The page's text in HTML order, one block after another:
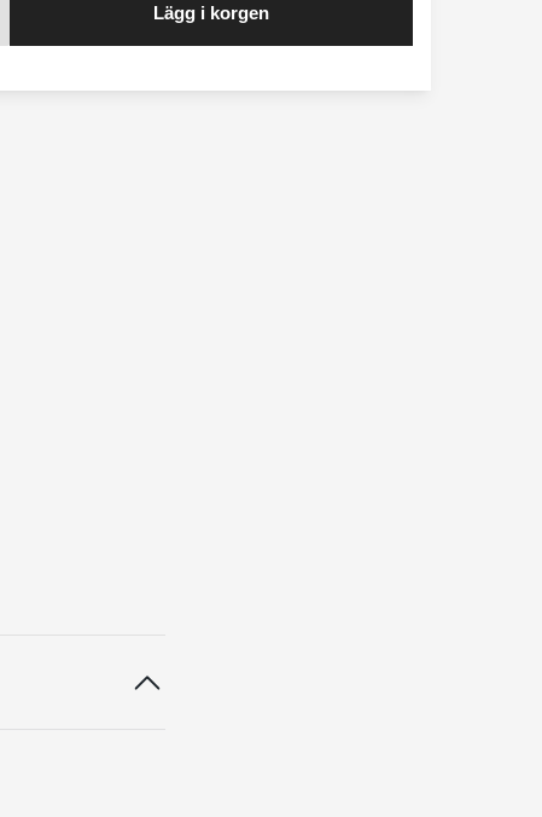
Lägg i korgen